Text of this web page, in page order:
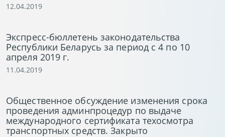
12.04.2019
Экспресс-бюллетень законодательства
Республики Беларусь за период с 4 по 10
апреля 2019 г.
11.04.2019
Общественное обсуждение изменения срока
проведения админпроцедур по выдаче
международного сертификата техосмотра
транспортных средств. Закрыто